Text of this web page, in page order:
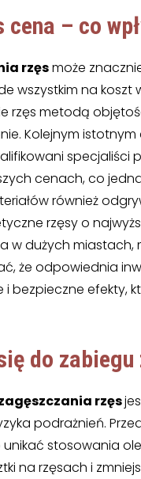
cena – co
rzęsmoże
wszystkim na
rzęs metodą
Kolejnym
cenach, co
również
rzęsy o
w dużych
że odpowiednia
i bezpieczne efekty,
do zabiegu
rzęs
podrażnień.
stosowania
na rzęsach i